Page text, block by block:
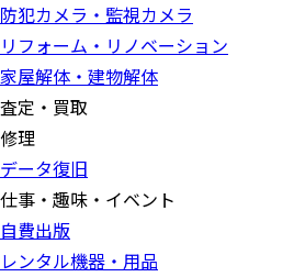
防犯カメラ・監視カメラ
リフォーム・リノベーション
家屋解体・建物解体
査定・買取
修理
データ復旧
仕事・趣味・イベント
自費出版
レンタル機器・用品